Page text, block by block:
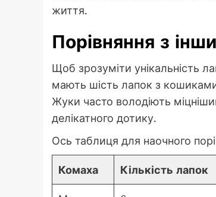
життя.
Порівняння з
Щоб зрозуміти унікальність
мають шість лапок з
Жуки часто володіють
делікатного дотику.
Ось таблиця для наочного
Комаха Кількість лапок